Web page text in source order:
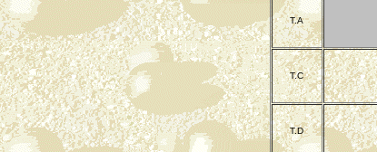
T.A
T.C
T.D